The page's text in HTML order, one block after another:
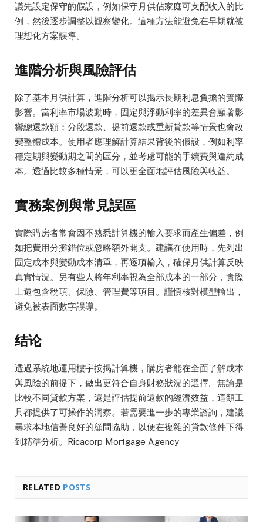
議先設定保守的假設，例如保守月供佔家庭可支配收入的比
例，然後逐步調整以觀察變化。這種方法能避免在早期就被
理想化方案誤導。
進階分析與風險評估
除了基本月供計算，進階分析可以揭示長期利息負擔的實際
影響。當利率市場波動時，固定與浮動利率的差異會顯著影
響總還款額；分段還款、提前還款或重新貸款等情景也會改
變整體成本。使用者應理解計算結果背後的假設，例如利率
穩定期與變動期之間的區分，並考慮可能的手續費與違約成
本。透過比較多種情景，可以更全面地評估風險與收益。
實務案例與常見誤區
實際購房者常會因不熟悉計算機的輸入要求而產生偏差，例
如把費用分攤錯位或忽略額外開支。建議在使用時，先列出
固定成本與變動成本清單，再逐項輸入，確保月供計算反映
真實情況。另有些人將年利率視為全部成本的一部分，實際
上還包含稅項、保險、管理費等項目。謹慎核對模型輸出，
避免被表面數字誤導。
结论
透過系統地運用樓宇按揭計算機，購房者能在全面了解成本
與風險的前提下，做出更符合自身財務狀況的選擇。無論是
比較不同貸款方案，還是評估提前還款的經濟效益，這類工
具都提供了可操作的洞察。若需要進一步的專業諮詢，建議
尋求本地信譽良好的顧問協助，以便在複雜的貸款條件下得
到精準分析。Ricacorp Mortgage Agency
RELATED POSTS